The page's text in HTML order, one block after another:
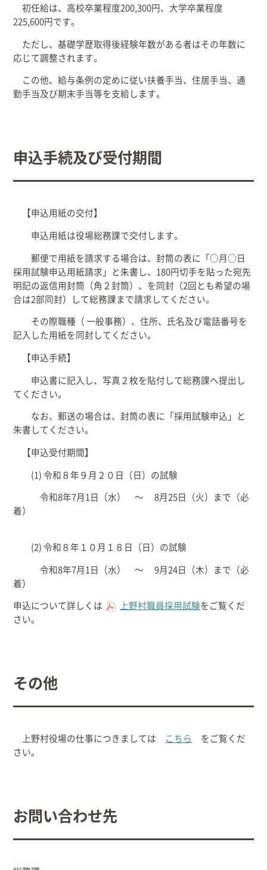
初任給は、高校卒業程度200,300円、大学卒業程度
225,600円です。
ただし、基礎学歴取得後経験年数がある者はその年数に
応じて調整されます。
この他、給与条例の定めに従い扶養手当、住居手当、通
勤手当及び期末手当等を支給します。
申込手続及び受付期間
【申込用紙の交付】
申込用紙は役場総務課で交付します。
郵便で用紙を請求する場合は、封筒の表に「○月○日
採用試験申込用紙請求」と朱書し、180円切手を貼った宛先
明記の返信用封筒（角２封筒）、を同封（2回とも希望の場
合は2部同封）して総務課まで請求してください。
その際職種（ 一般事務）、住所、氏名及び電話番号を
記入した用紙を同封してください。
【申込手続】
申込書に記入し、写真２枚を貼付して総務課へ提出し
てください。
なお、郵送の場合は、封筒の表に「採用試験申込」と
朱書してください。
【申込受付期間】
(1) 令和８年９月２０日（日）の試験
令和8年7月1日（水） ～ 8月25日（火）まで（必
着）
(2) 令和８年１０月１８日（日）の試験
令和8年7月1日（水） ～ 9月24日（木）まで（必
着）
申込について詳しくは
上野村職員採用試験をご覧くだ
さい。
その他
上野村役場の仕事につきましては こちら
をご覧くだ
さい。
お問い合わせ先